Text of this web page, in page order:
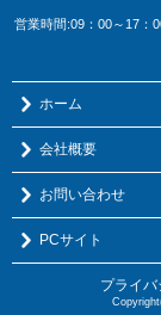
営業時間:09：00～17：
ホーム
会社概要
お問い合わせ
PCサイト
プライ